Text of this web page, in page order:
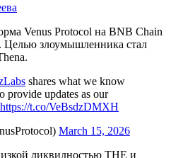
Venus Protocol на BNB Chain
Целью злоумышленника стал
shares what we know
provide updates as our
https://t.co/VeBsdzDMXH
March 15, 2026
ликвидностью THE и